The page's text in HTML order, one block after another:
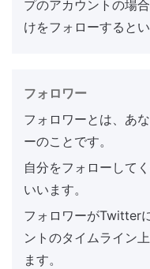
プのアカウントの場
けをフォローすると
フォロワー
フォロワーとは、あ
ーのことです。
自分をフォローして
いいます。
フォロワーがTwitter
ントのタイムライン
ます。